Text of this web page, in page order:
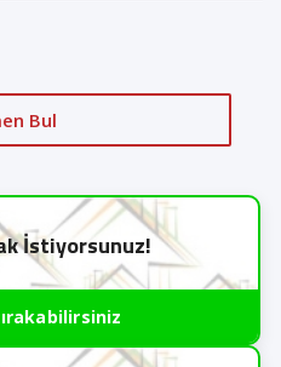
Bul
İstiyorsunuz!